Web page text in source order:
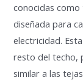
conocidas
diseñada para
electricidad.
resto del techo,
similar a las